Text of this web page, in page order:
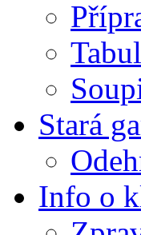
Stará
Info o